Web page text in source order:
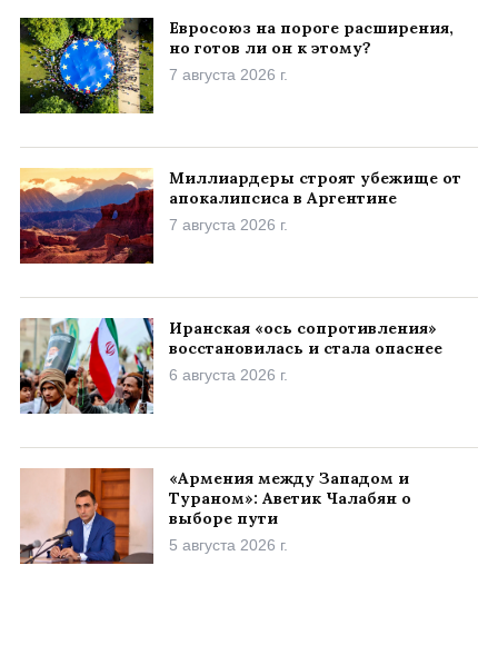
Евросоюз на пороге расширения,
но готов ли он к этому?
7 августа 2026 г.
Миллиардеры строят убежище от
апокалипсиса в Аргентине
7 августа 2026 г.
Иранская «ось сопротивления»
восстановилась и стала опаснее
6 августа 2026 г.
«Армения между Западом и
Тураном»: Аветик Чалабян о
выборе пути
5 августа 2026 г.